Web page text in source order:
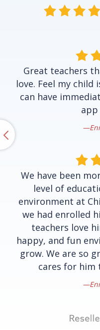
Great teachers
love. Feel my child
can have
We have been
level of
environment at
we had enrolled
teachers love
happy, and fun
grow. We are so
cares for him